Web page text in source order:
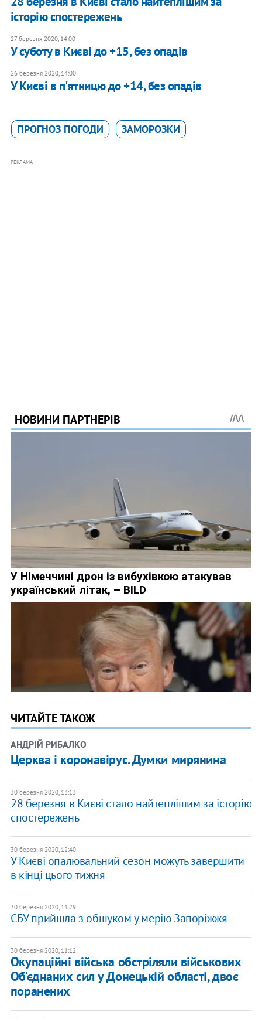
історію спостережень
27 березня 2020, 14:00
У суботу в Києві до +15, без опадів
26 березня 2020, 14:00
У Києві в п'ятницю до +14, без опадів
ПРОГНОЗ ПОГОДИ ЗАМОРОЗКИ
РЕКЛАМА
ЧИТАЙТЕ ТАКОЖ
АНДРІЙ РИБАЛКО
Церква і коронавірус. Думки мирянина
30 березня 2020, 13:13
28 березня в Києві стало найтеплішим за історію
спостережень
30 березня 2020, 12:40
У Києві опалювальний сезон можуть завершити
в кінці цього тижня
30 березня 2020, 11:29
СБУ прийшла з обшуком у мерію Запоріжжя
30 березня 2020, 11:12
Окупаційні війська обстріляли військових
Об'єднаних сил у Донецькій області, двоє
поранених